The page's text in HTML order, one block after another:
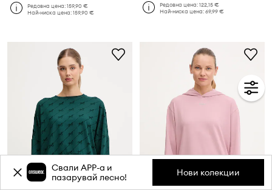
Редовна цена:159,90 €
Най-ниска цена:159,90 €
Редовна цена:122,15 €
Най-ниска цена:69,99 €
Свали APP-a и
пазарувай лесно!
Нови колекции